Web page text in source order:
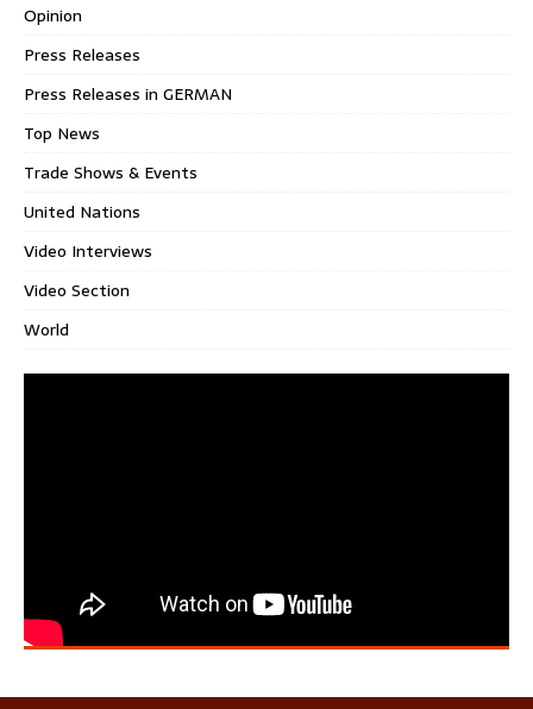
Opinion
Press Releases
Press Releases in GERMAN
Top News
Trade Shows & Events
United Nations
Video Interviews
Video Section
World